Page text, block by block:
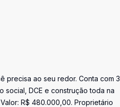
precisa ao seu redor. Conta com 3
social, DCE e construção toda na
R$ 480.000,00. Proprietário